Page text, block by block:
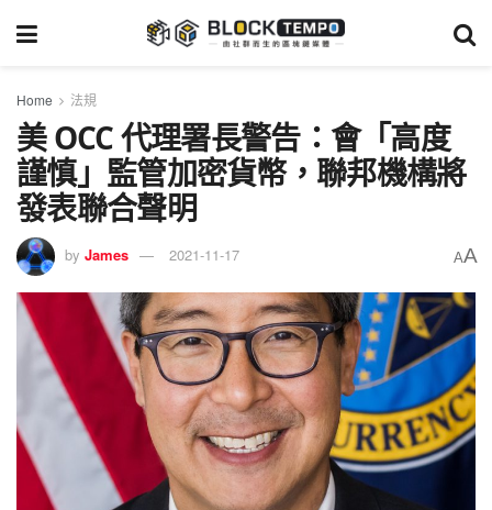
Home 法規
美 OCC 代理署長警告：會「高度
謹慎」監管加密貨幣，聯邦機構將
發表聯合聲明
by James 2021-11-17 AA